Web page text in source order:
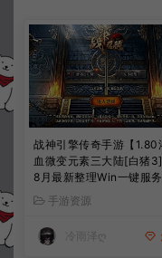
战神引擎传奇手游【1.80
血微变元素三大陆[白猪3]
8月最新整理Win一键服
+GM后台+安卓苹果双端+
细搭建教程+视频教程
手游资源
冷雨泽ღ